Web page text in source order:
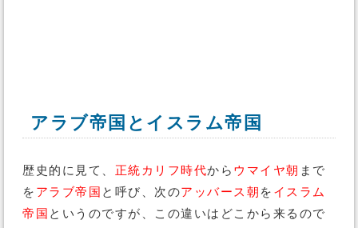
アラブ帝国とイスラム帝国
歴史的に見て、 正統カリフ時代から ウマイヤ朝 まで
を アラブ帝国 と呼び、次のアッバース朝 を イスラム
帝国 というのですが、この違いはどこから来るので